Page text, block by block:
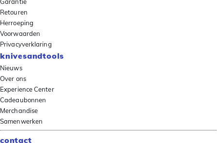
Retouren
Herroeping
Voorwaarden
Privacyverklaring
knivesandtools
Nieuws
Over ons
Experience Center
Cadeaubonnen
Merchandise
Samenwerken
contact